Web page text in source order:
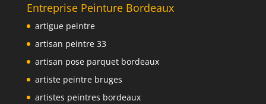
Entreprise Peinture Bordeaux
artigue peintre
artisan peintre 33
artisan pose parquet bordeaux
artiste peintre bruges
artistes peintres bordeaux